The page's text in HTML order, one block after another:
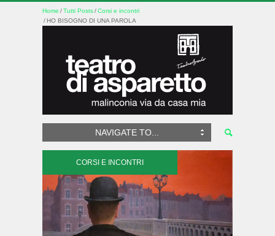
Home Tutti Posts
Corsi e incontri
HO BISOGNO DI UNA PAROLA
NAVIGATE TO...
CORSI E INCONTRI